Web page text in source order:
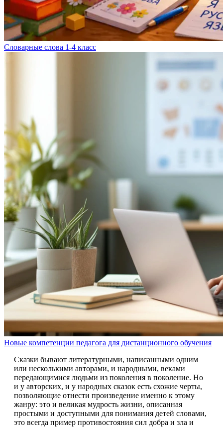
Словарные слова 1-4 класс
Новые компетенции педагога для дистанционного обучения
Сказки бывают литературными, написанными одним
или несколькими авторами, и народными, веками
передающимися людьми из поколения в поколение. Но
и у авторских, и у народных сказок есть схожие черты,
позволяющие отнести произведение именно к этому
жанру: это и великая мудрость жизни, описанная
простыми и доступными для понимания детей словами,
это всегда пример противостояния сил добра и зла и